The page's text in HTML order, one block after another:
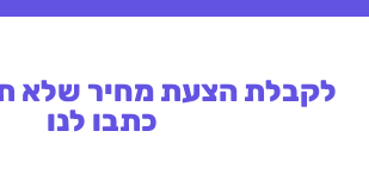
לקבלת הצעת מחיר שלא
כתבו לנו